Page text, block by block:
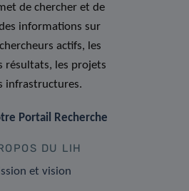
de chercher et de
informations sur
actifs, les
résultats, les projets
infrastructures.
Portail Recherche
DU LIH
et vision